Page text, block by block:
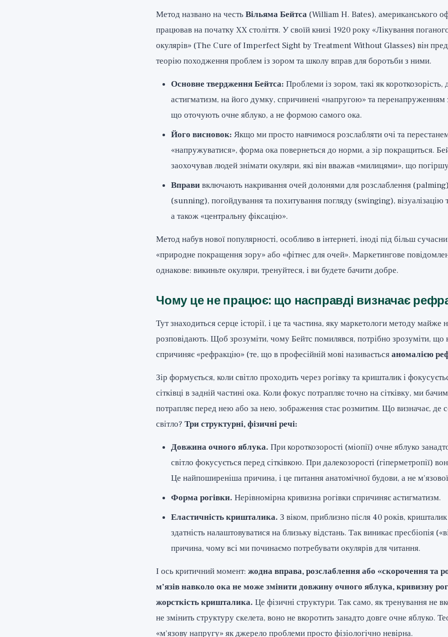
Метод названо на честьВільяма Бейтса (William H. Bates), американського
працював на початку XX століття. У своїй книзі 1920 року «Лікування
окулярів» (The Cure of Imperfect Sight by Treatment Without Glasses) він
теорію походження проблем із зором та школу вправ для боротьби з ними.
Основне твердження Бейтса: Проблеми із зором, такі як короткозорість,
астигматизм, на його думку, спричинені «напругою» та перенапруженням
що оточують очне яблуко, а не формою самого ока.
Його висновок: Якщо ми просто навчимося розслабляти очі та
«напружуватися», форма ока повернеться до норми, а зір покращиться.
заохочував людей знімати окуляри, які він вважав «милицями», що
Вправивключають накривання очей долонями для розслаблення
(sunning), погойдування та похитування погляду (swinging), візуалізацію
а також «центральну фіксацію».
Метод набув нової популярності, особливо в інтернеті, іноді під більш
«природне покращення зору» або «фітнес для очей». Маркетингове
однакове: викиньте окуляри, тренуйтеся, і ви будете бачити добре.
Чому це не працює: що насправді визначає
Тут знаходиться серце історії, і це та частина, яку маркетологи методу майже
розповідають. Щоб зрозуміти, чому Бейтс помилявся, потрібно зрозуміти, що
спричиняє «рефракцію» (те, що в професійній мові називаєтьсяаномалією
Зір формується, коли світло проходить через рогівку та кришталик і
сітківці в задній частині ока. Коли фокус потрапляє точно на сітківку, ми
потрапляє перед нею або за нею, зображення стає розмитим. Що визначає, де
світло? Три структурні, фізичні речі:
Довжина очного яблука. При короткозорості (міопії) очне яблуко
світло фокусується перед сітківкою. При далекозорості (гіперметропії)
Це найпоширеніша причина, і це питання анатомічної будови, а не
Форма рогівки. Нерівномірна кривизна рогівки спричиняє астигматизм.
Еластичність кришталика. З віком, приблизно після 40 років, кришталик
здатність налаштовуватися на близьку відстань. Так виникає пресбіопія
причина, чому всі ми починаємо потребувати окулярів для читання.
І ось критичний момент: жодна вправа, розслаблення або «скорочення та
м’язів навколо ока не може змінити довжину очного яблука, кривизну
жорсткість кришталика. Це фізичні структури. Так само, як тренування не
не змінить структуру скелета, воно не вкоротить занадто довге очне яблуко.
«м’язову напругу» як джерело проблеми просто фізіологічно невірна.